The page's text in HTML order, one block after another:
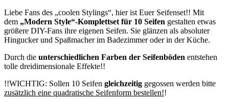
Liebe Fans des „coolen Stylings“, hier ist Euer Seifenset!! Mit
dem „Modern Style“-Komplettset für 10 Seifen gestalten etwas
größere DIY-Fans ihre eigenen Seifen. Sie glänzen als absoluter
Hingucker und Spaßmacher im Badezimmer oder in der Küche.
Durch die unterschiedlichen Farben der Seifenböden entstehen
tolle dreidimensionale Effekte!!
!!WICHTIG: Sollen 10 Seifen gleichzeitig gegossen werden bitte
zusätzlich eine quadratische Seifenform bestellen!!